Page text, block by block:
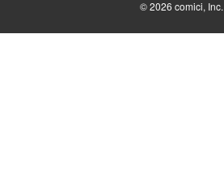
© 2026 comici, Inc.